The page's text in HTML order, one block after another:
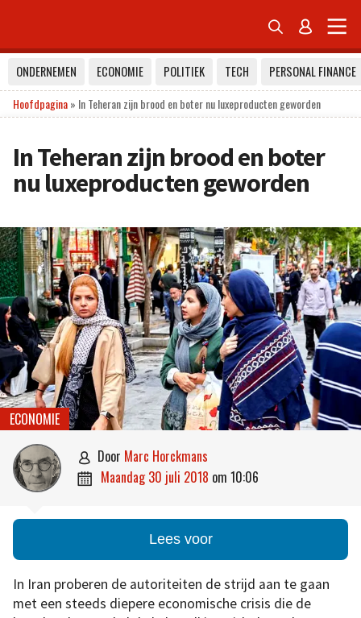
 
ONDERNEMEN ECONOMIE POLITIEK TECH
PERSONAL FINANCE
Hoofdpagina» In Teheran zijn brood en boter nu luxeproducten geworden
In Teheran zijn brood en boter
nu luxeproducten geworden
ECONOMIE
 door Marc Horckmans
 maandag 30 juli 2018 om 10:06
Lees voor
In Iran proberen de autoriteiten de strijd aan te gaan
met een steeds diepere economische crisis die de